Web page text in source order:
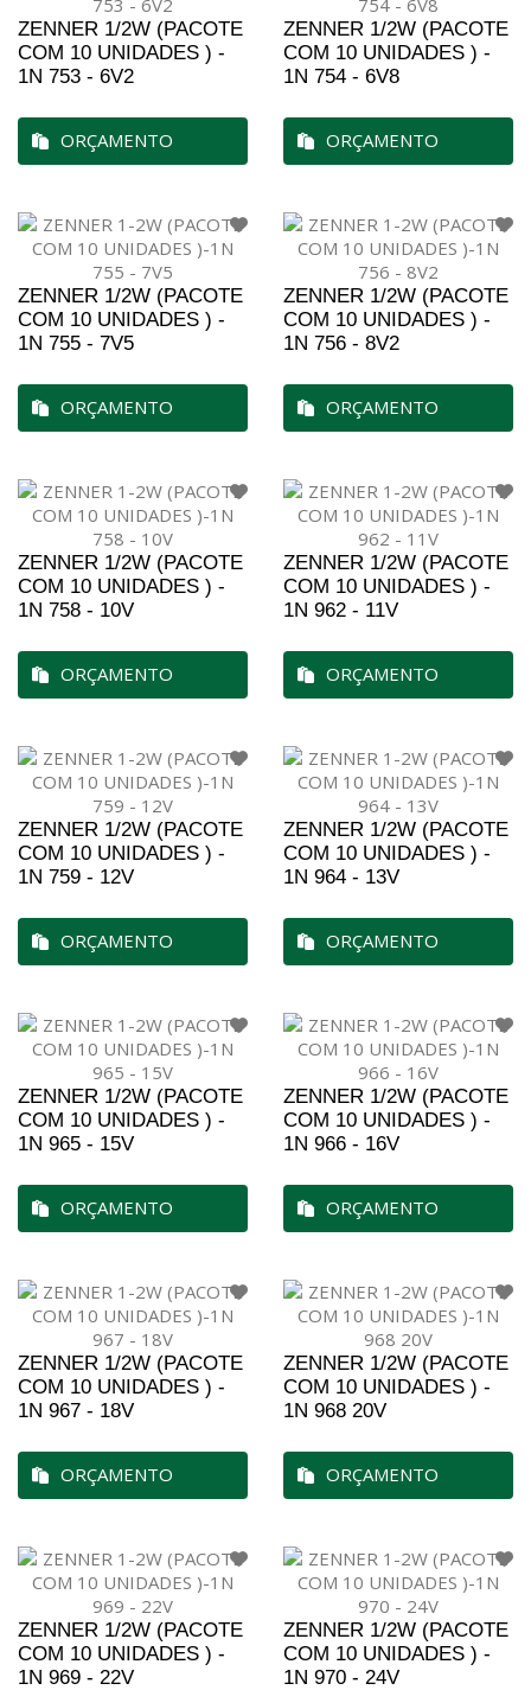
ZENNER 1/2W (PACOTE
COM 10 UNIDADES ) -
1N 753 - 6V2
ORÇAMENTO
ZENNER 1/2W (PACOTE
COM 10 UNIDADES ) -
1N 754 - 6V8
ORÇAMENTO
ZENNER 1/2W (PACOTE
COM 10 UNIDADES ) -
1N 755 - 7V5
ORÇAMENTO
ZENNER 1/2W (PACOTE
COM 10 UNIDADES ) -
1N 756 - 8V2
ORÇAMENTO
ZENNER 1/2W (PACOTE
COM 10 UNIDADES ) -
1N 758 - 10V
ORÇAMENTO
ZENNER 1/2W (PACOTE
COM 10 UNIDADES ) -
1N 962 - 11V
ORÇAMENTO
ZENNER 1/2W (PACOTE
COM 10 UNIDADES ) -
1N 759 - 12V
ORÇAMENTO
ZENNER 1/2W (PACOTE
COM 10 UNIDADES ) -
1N 964 - 13V
ORÇAMENTO
ZENNER 1/2W (PACOTE
COM 10 UNIDADES ) -
1N 965 - 15V
ORÇAMENTO
ZENNER 1/2W (PACOTE
COM 10 UNIDADES ) -
1N 966 - 16V
ORÇAMENTO
ZENNER 1/2W (PACOTE
COM 10 UNIDADES ) -
1N 967 - 18V
ORÇAMENTO
ZENNER 1/2W (PACOTE
COM 10 UNIDADES ) -
1N 968 20V
ORÇAMENTO
ZENNER 1/2W (PACOTE
COM 10 UNIDADES ) -
1N 969 - 22V
ZENNER 1/2W (PACOTE
COM 10 UNIDADES ) -
1N 970 - 24V